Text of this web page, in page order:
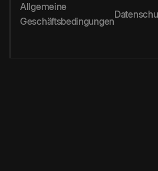
Allgemeine
Geschäftsbedingungen